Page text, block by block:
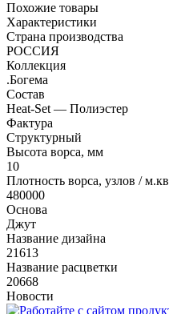
Похожие товары
Характеристики
Страна производства
РОССИЯ
Коллекция
.Богема
Состав
Heat-Set — Полиэстер
Фактура
Структурный
Высота ворса, мм
10
Плотность ворса, узлов / м.кв
480000
Основа
Джут
Название дизайна
21613
Название расцветки
20668
Новости